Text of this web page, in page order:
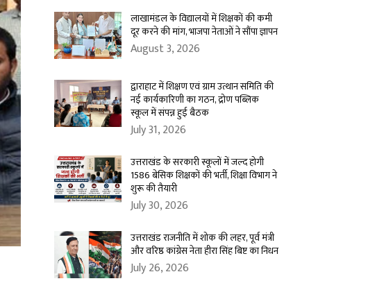
लाखामंडल के विद्यालयों में शिक्षकों की कमी
दूर करने की मांग, भाजपा नेताओं ने सौंपा ज्ञापन
August 3, 2026
द्वाराहाट में शिक्षण एवं ग्राम उत्थान समिति की
नई कार्यकारिणी का गठन, द्रोण पब्लिक
स्कूल में संपन्न हुई बैठक
July 31, 2026
उत्तराखंड के सरकारी स्कूलों में जल्द होगी
1586 बेसिक शिक्षकों की भर्ती, शिक्षा विभाग ने
शुरू की तैयारी
July 30, 2026
उत्तराखंड राजनीति में शोक की लहर, पूर्व मंत्री
और वरिष्ठ कांग्रेस नेता हीरा सिंह बिष्ट का निधन
July 26, 2026